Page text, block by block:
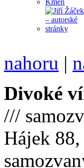
nahoru |
Divoké
///
Hájek